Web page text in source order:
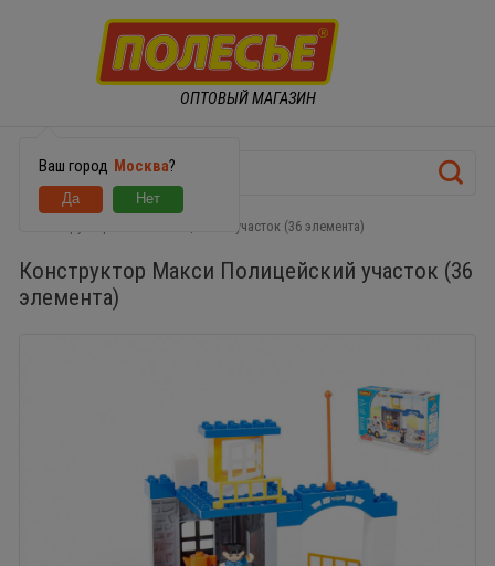
ОПТОВЫЙ МАГАЗИН
Ваш город Москва?
Конструктор Макси Полицейский участок (36 элемента)
Конструктор Макси Полицейский участок (36
элемента)